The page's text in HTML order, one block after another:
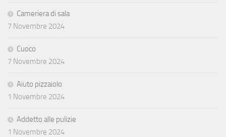
Cameriera di sala
7 Novembre 2024
Cuoco
7 Novembre 2024
Aiuto pizzaiolo
1 Novembre 2024
Addetto alle pulizie
1 Novembre 2024